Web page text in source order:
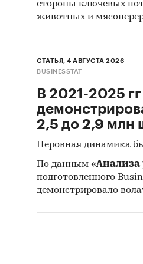
стороны ключевых
животных и
СТАТЬЯ, 4 АВГУСТА 2026
BUSINESSTAT
В 2021-2025
2,5 до 2,9 млн
Неровная динамика
По данным «Анализа
подготовленного
демонстрировало